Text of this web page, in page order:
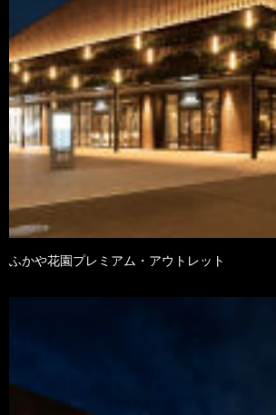
ふかや花園プレミアム・アウトレット